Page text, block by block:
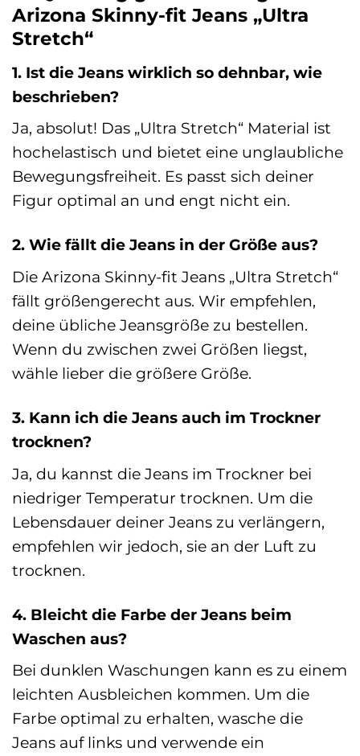
Arizona Skinny-fit Jeans „Ultra
Stretch“
1. Ist die Jeans wirklich so dehnbar, wie
beschrieben?
Ja, absolut! Das „Ultra Stretch“ Material ist
hochelastisch und bietet eine unglaubliche
Bewegungsfreiheit. Es passt sich deiner
Figur optimal an und engt nicht ein.
2. Wie fällt die Jeans in der Größe aus?
Die Arizona Skinny-fit Jeans „Ultra Stretch“
fällt größengerecht aus. Wir empfehlen,
deine übliche Jeansgröße zu bestellen.
Wenn du zwischen zwei Größen liegst,
wähle lieber die größere Größe.
3. Kann ich die Jeans auch im Trockner
trocknen?
Ja, du kannst die Jeans im Trockner bei
niedriger Temperatur trocknen. Um die
Lebensdauer deiner Jeans zu verlängern,
empfehlen wir jedoch, sie an der Luft zu
trocknen.
4. Bleicht die Farbe der Jeans beim
Waschen aus?
Bei dunklen Waschungen kann es zu einem
leichten Ausbleichen kommen. Um die
Farbe optimal zu erhalten, wasche die
Jeans auf links und verwende ein